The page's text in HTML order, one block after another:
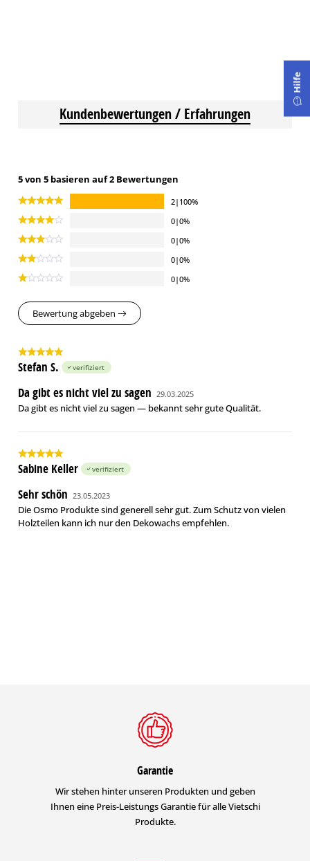
Kundenbewertungen / Erfahrungen
5 von 5 basieren auf 2 Bewertungen
2|100%
0|0%
0|0%
0|0%
0|0%
Bewertung abgeben
Stefan S. verifiziert
Da gibt es nicht viel zu sagen 29.03.2025
Da gibt es nicht viel zu sagen — bekannt sehr gute Qualität.
Sabine Keller verifiziert
Sehr schön 23.05.2023
Die Osmo Produkte sind generell sehr gut. Zum Schutz von vielen
Holzteilen kann ich nur den Dekowachs empfehlen.
Garantie
Wir stehen hinter unseren Produkten und geben
Ihnen eine Preis-Leistungs Garantie für alle Vietschi
Produkte.
Hilfe